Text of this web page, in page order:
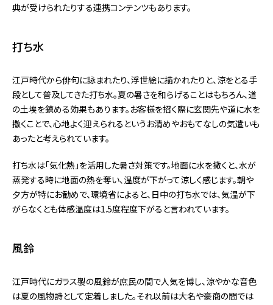
典が受けられたりする連携コンテンツもあります。
打ち水
江戸時代から俳句に詠まれたり、浮世絵に描かれたりと、涼をとる手
段として普及してきた打ち水。夏の暑さを和らげることはもちろん、道
の土埃を鎮める効果もあります。お客様を招く際に玄関先や道に水を
撒くことで、心地よく迎えられるというお清めやおもてなしの気遣いも
あったと考えられています。
打ち水は「気化熱」を活用した暑さ対策です。地面に水を撒くと、水が
蒸発する時に地面の熱を奪い、温度が下がって涼しく感じます。朝や
夕方が特にお勧めで、環境省によると、日中の打ち水では、気温が下
がらなくとも体感温度は1.5度程度下がると言われています。
風鈴
江戸時代にガラス製の風鈴が庶民の間で人気を博し、涼やかな音色
は夏の風物詩として定着しました。それ以前は大名や豪商の間では